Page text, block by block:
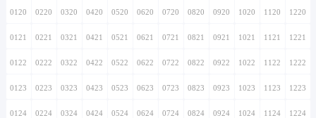
0120 0220 0320 0420 0520 0620 0720 0820 0920 1020 1120 1220
0121 0221 0321 0421 0521 0621 0721 0821 0921 1021 1121 1221
0122 0222 0322 0422 0522 0622 0722 0822 0922 1022 1122 1222
0123 0223 0323 0423 0523 0623 0723 0823 0923 1023 1123 1223
0124 0224 0324 0424 0524 0624 0724 0824 0924 1024 1124 1224